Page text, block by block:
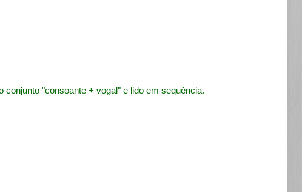
"consoante + vogal" e lido em sequência.